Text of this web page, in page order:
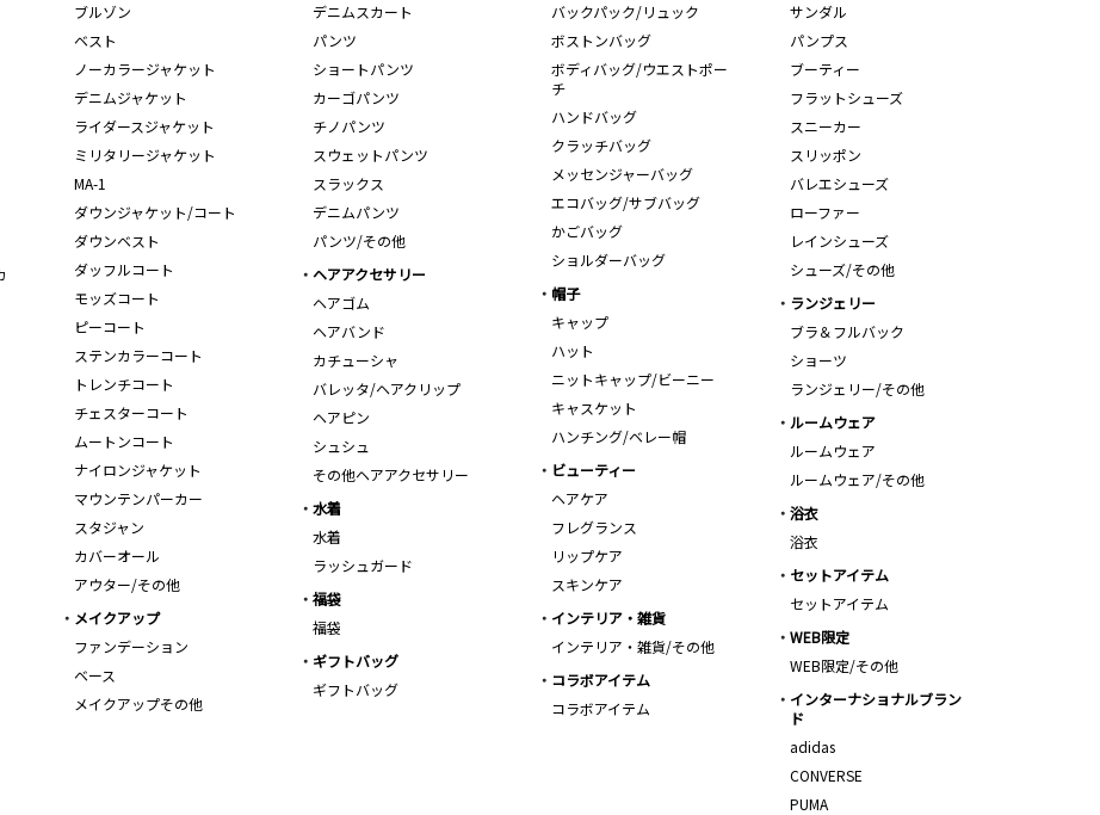
ブルゾン
ベスト
ノーカラージャケット
デニムジャケット
ライダースジャケット
ミリタリージャケット
MA-1
ダウンジャケット/コート
ダウンベスト
ダッフルコート
モッズコート
ピーコート
ステンカラーコート
トレンチコート
チェスターコート
ムートンコート
ナイロンジャケット
マウンテンパーカー
スタジャン
カバーオール
アウター/その他
デニムスカート
パンツ
ショートパンツ
カーゴパンツ
チノパンツ
スウェットパンツ
スラックス
デニムパンツ
パンツ/その他
バックパック/リュック
ボストンバッグ
ボディバッグ/ウエストポー
チ
ハンドバッグ
クラッチバッグ
メッセンジャーバッグ
エコバッグ/サブバッグ
かごバッグ
ショルダーバッグ
サンダル
パンプス
ブーティー
フラットシューズ
スニーカー
スリッポン
バレエシューズ
ローファー
レインシューズ
シューズ/その他
ヘアアクセサリー
ヘアゴム
ヘアバンド
カチューシャ
バレッタ/ヘアクリップ
ヘアピン
シュシュ
その他ヘアアクセサリー
帽子
キャップ
ハット
ニットキャップ/ビーニー
キャスケット
ハンチング/ベレー帽
ランジェリー
ブラ＆フルバック
ショーツ
ランジェリー/その他
ルームウェア
ルームウェア
ルームウェア/その他
ビューティー
ヘアケア
フレグランス
リップケア
スキンケア
水着
水着
ラッシュガード
浴衣
浴衣
セットアイテム
セットアイテム
福袋
福袋
メイクアップ
ファンデーション
ベース
メイクアップその他
インテリア・雑貨
インテリア・雑貨/その他
WEB限定
WEB限定/その他
ギフトバッグ
ギフトバッグ
コラボアイテム
コラボアイテム
インターナショナルブラン
ド
adidas
CONVERSE
PUMA